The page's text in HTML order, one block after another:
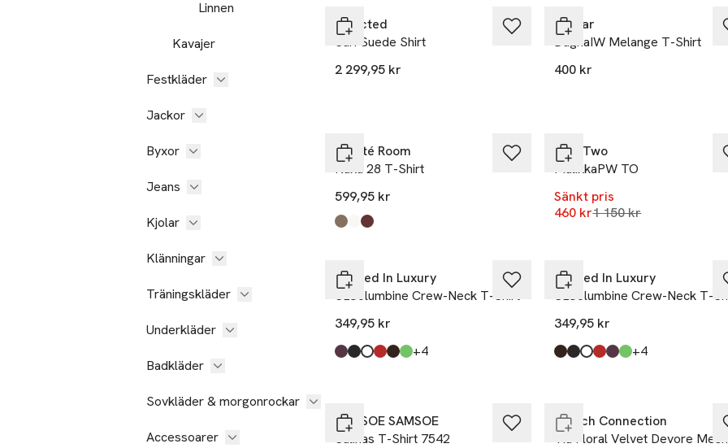
Linnen
Kavajer
Festkläder
Jackor
Byxor
Jeans
Kjolar
Klänningar
Träningskläder
Underkläder
Badkläder
Sovkläder & morgonrockar
Accessoarer
Selected
Suri Suede Shirt
2 299,95 kr
Inwear
DagnaIW Melange T-Shirt
400 kr
Leveté Room
Nuka 28 T-Shirt
599,95 kr
Produkten finns i färgerna:
Chocolate Chip
Star White
Bitter Chocolate
Part Two
MalikkaPW TO
Sänkt pris
460 krLägsta pris 30 dagar
1 150 kr
Soaked In Luxury
SLColumbine Crew-Neck T-Shirt
349,95 kr
Produkten finns i färgerna:
Winetasting,
Black,
Broken White,
Salsa,
Mole',
Vibrant Green,
+4till
Soaked In Luxury
SLColumbine Crew-Neck T-
349,95 kr
Produkten finns i färgerna:
Mole',
Black,
Broken White,
Salsa,
Winetasting,
Vibrant Green,
+4till
SAMSOE SAMSOE
Salinas T-Shirt 7542
Nyhet
French Connection
Tia Floral Velvet Devore Mesh